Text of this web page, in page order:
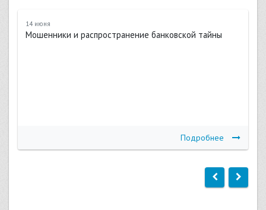
14 июня
Мошенники и распространение банковской тайны
Подробнее